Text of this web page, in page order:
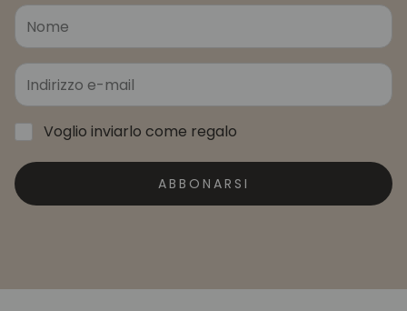
Voglio inviarlo come regalo
ABBONARSI